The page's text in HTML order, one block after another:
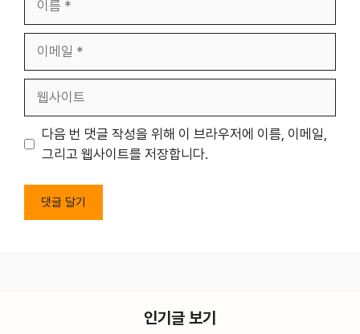
일
트
다음 번 댓글 작성을 위해 이 브라우저에 이름, 이메일,
그리고 웹사이트를 저장합니다.
인기글 보기